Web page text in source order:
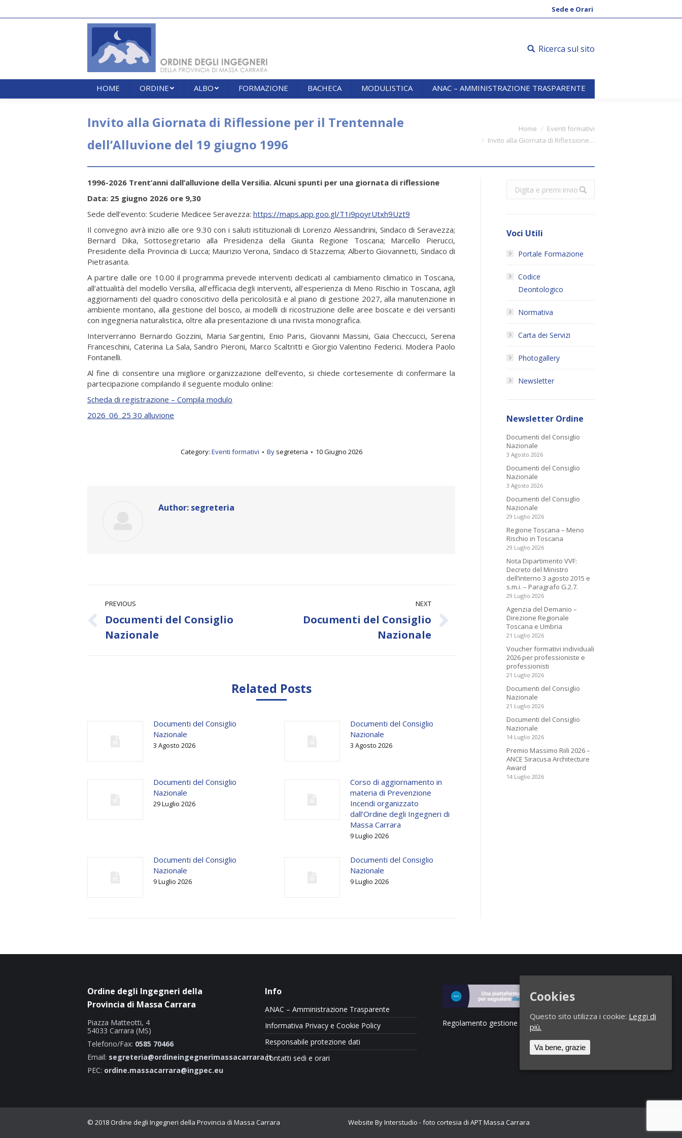
Sede e Orari
Ricerca sul sito
HOME ORDINE ALBO FORMAZIONE BACHECA MODULISTICA ANAC – AMMINISTRAZIONE TRASPARENTE
Invito alla Giornata di Riflessione per il Trentennale
dell’Alluvione del 19 giugno 1996
Home
Eventi formativi
Invito alla Giornata di Riflessione…
1996-2026 Trent’anni dall’alluvione della Versilia. Alcuni spunti per una giornata di riflessione
Data: 25 giugno 2026 ore 9,30
Sede dell’evento: Scuderie Medicee Seravezza: https://maps.app.goo.gl/T1i9poyrUtxh9Uzt9
Il convegno avrà inizio alle ore 9.30 con i saluti istituzionali di Lorenzo Alessandrini, Sindaco di Seravezza;
Bernard Dika, Sottosegretario alla Presidenza della Giunta Regione Toscana; Marcello Pierucci,
Presidente della Provincia di Lucca; Maurizio Verona, Sindaco di Stazzema; Alberto Giovannetti, Sindaco di
Pietrasanta.
A partire dalle ore 10.00 il programma prevede interventi dedicati al cambiamento climatico in Toscana,
all’attualità del modello Versilia, all’efficacia degli interventi, all’esperienza di Meno Rischio in Toscana, agli
aggiornamenti del quadro conoscitivo della pericolosità e al piano di gestione 2027, alla manutenzione in
ambiente montano, alla gestione del bosco, ai modelli di ricostruzione delle aree boscate e dei versanti
con ingegneria naturalistica, oltre alla presentazione di una rivista monografica.
Interverranno Bernardo Gozzini, Maria Sargentini, Enio Paris, Giovanni Massini, Gaia Checcucci, Serena
Franceschini, Caterina La Sala, Sandro Pieroni, Marco Scaltritti e Giorgio Valentino Federici. Modera Paolo
Fontanelli.
Al fine di consentire una migliore organizzazione dell’evento, si chiede cortesemente di confermare la
partecipazione compilando il seguente modulo online:
Scheda di registrazione – Compila modulo
2026_06_25 30 alluvione
Category: Eventi formativi By segreteria 10 Giugno 2026
Author: segreteria
navigation
PREVIOUS
Previous
post:
Documenti del Consiglio
Nazionale
NEXT
Documenti del Consiglio
Nazionale
Related Posts
Documenti del Consiglio
Nazionale
3 Agosto 2026
Documenti del Consiglio
Nazionale
3 Agosto 2026
Documenti del Consiglio
Nazionale
29 Luglio 2026
Corso di aggiornamento in
materia di Prevenzione
Incendi organizzato
dall’Ordine degli Ingegneri di
Massa Carrara
9 Luglio 2026
Documenti del Consiglio
Nazionale
9 Luglio 2026
Documenti del Consiglio
Nazionale
9 Luglio 2026
Search:
Voci Utili
Portale Formazione
Codice
Deontologico
Normativa
Carta dei Servizi
Photogallery
Newsletter
Newsletter Ordine
Documenti del Consiglio
Nazionale
3 Agosto 2026
Documenti del Consiglio
Nazionale
3 Agosto 2026
Documenti del Consiglio
Nazionale
29 Luglio 2026
Regione Toscana – Meno
Rischio in Toscana
29 Luglio 2026
Nota Dipartimento VVF:
Decreto del Ministro
dell’interno 3 agosto 2015 e
s.m.i. – Paragrafo G.2.7.
29 Luglio 2026
Agenzia del Demanio –
Direzione Regionale
Toscana e Umbria
21 Luglio 2026
Voucher formativi individuali
2026 per professioniste e
professionisti
21 Luglio 2026
Documenti del Consiglio
Nazionale
21 Luglio 2026
Documenti del Consiglio
Nazionale
14 Luglio 2026
Premio Massimo Riili 2026 –
ANCE Siracusa Architecture
Award
14 Luglio 2026
Ordine degli Ingegneri della
Provincia di Massa Carrara
Piazza Matteotti, 4
54033 Carrara (MS)
Telefono/Fax: 0585 70466
Email: segreteria@ordineingegnerimassacarrara.it
PEC: ordine.massacarrara@ingpec.eu
Info
ANAC – Amministrazione Trasparente
Informativa Privacy e Cookie Policy
Responsabile protezione dati
Contatti sedi e orari
Regolamento gestione segnalazioni di illeciti
© 2018 Ordine degli Ingegneri della Provincia di Massa Carrara Website By Interstudio - foto cortesia di APT Massa Carrara
Cookies
Questo sito utilizza i cookie: Leggi di
più.
Va bene, grazie
ANAC – AMMINISTRAZIONE TRASPARENTE